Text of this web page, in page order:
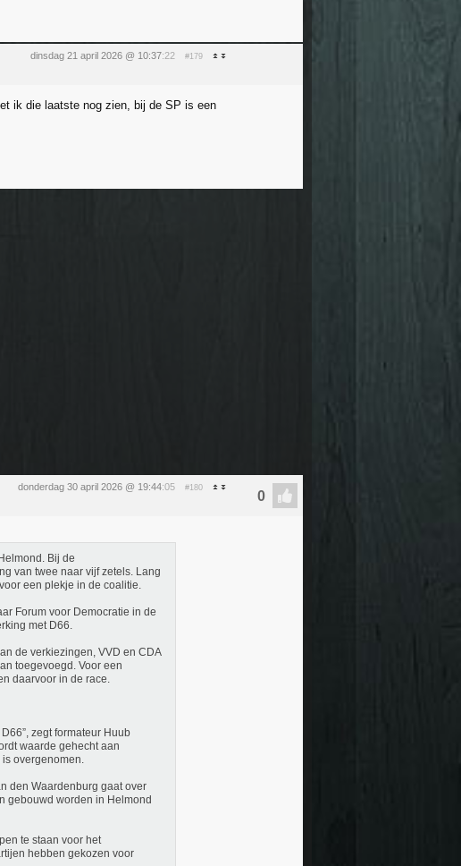
dinsdag 21 april 2026 @ 10:37:22 #179
ik die laatste nog zien, bij de SP is een
donderdag 30 april 2026 @ 19:44:05 #180
Bij de
van twee naar vijf zetels. Lang
een plekje in de coalitie.
Forum voor Democratie in de
met D66.
de verkiezingen, VVD en CDA
toegevoegd. Voor een
daarvoor in de race.
zegt formateur Huub
waarde gehecht aan
is overgenomen.
den Waardenburg gaat over
gebouwd worden in Helmond
te staan voor het
hebben gekozen voor